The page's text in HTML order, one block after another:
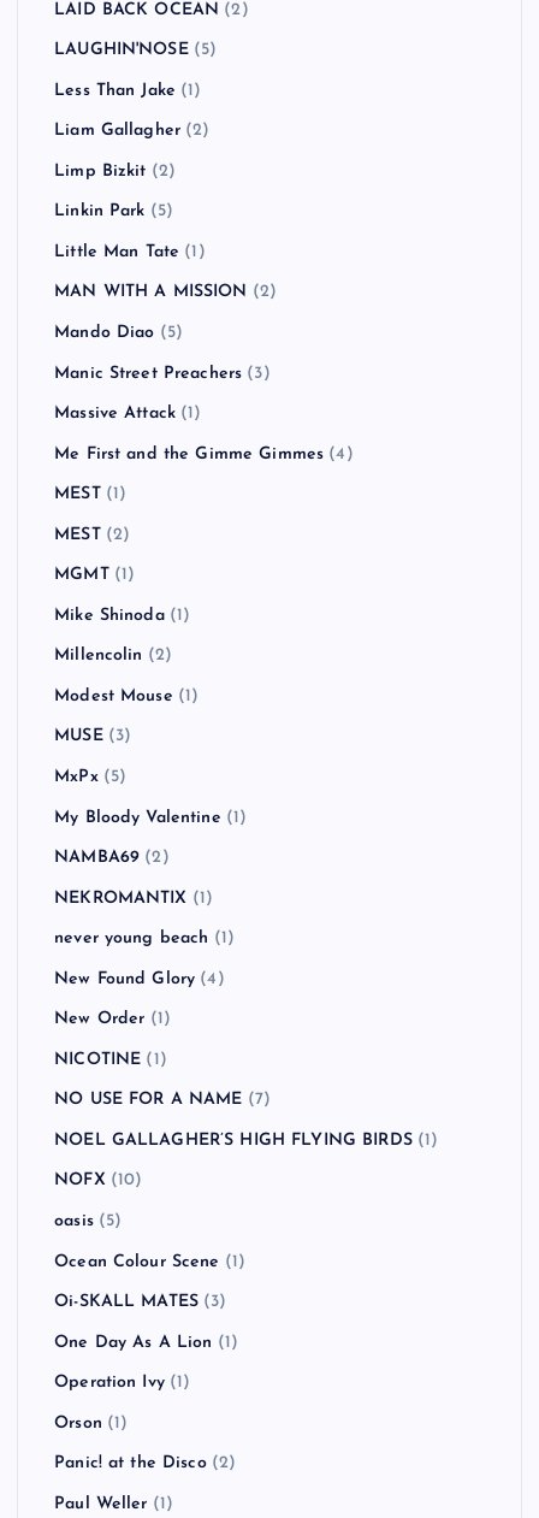
LAID BACK OCEAN (2)
LAUGHIN'NOSE(5)
Less Than Jake (1)
Liam Gallagher (2)
Limp Bizkit (2)
Linkin Park (5)
Little Man Tate (1)
MAN WITH A MISSION (2)
Mando Diao (5)
Manic Street Preachers (3)
Massive Attack (1)
Me First and the Gimme Gimmes (4)
MEST(1)
MEST(2)
MGMT(1)
Mike Shinoda(1)
Millencolin (2)
Modest Mouse (1)
MUSE(3)
MxPx(5)
My Bloody Valentine (1)
NAMBA69 (2)
NEKROMANTIX (1)
never young beach (1)
New Found Glory (4)
New Order (1)
NICOTINE (1)
NO USE FOR A NAME (7)
NOEL GALLAGHER’S HIGH FLYING BIRDS(1)
NOFX (10)
oasis(5)
Ocean Colour Scene (1)
Oi-SKALL MATES (3)
One Day As A Lion (1)
Operation Ivy(1)
Orson (1)
Panic! at the Disco(2)
Paul Weller (1)